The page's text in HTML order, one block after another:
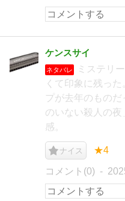
ケンスサイ
ネタバレ
ミステリ
くて印象に残っ
プが去年のもの
のいない殺人の
感。
ナイス ★4
コメント(0)